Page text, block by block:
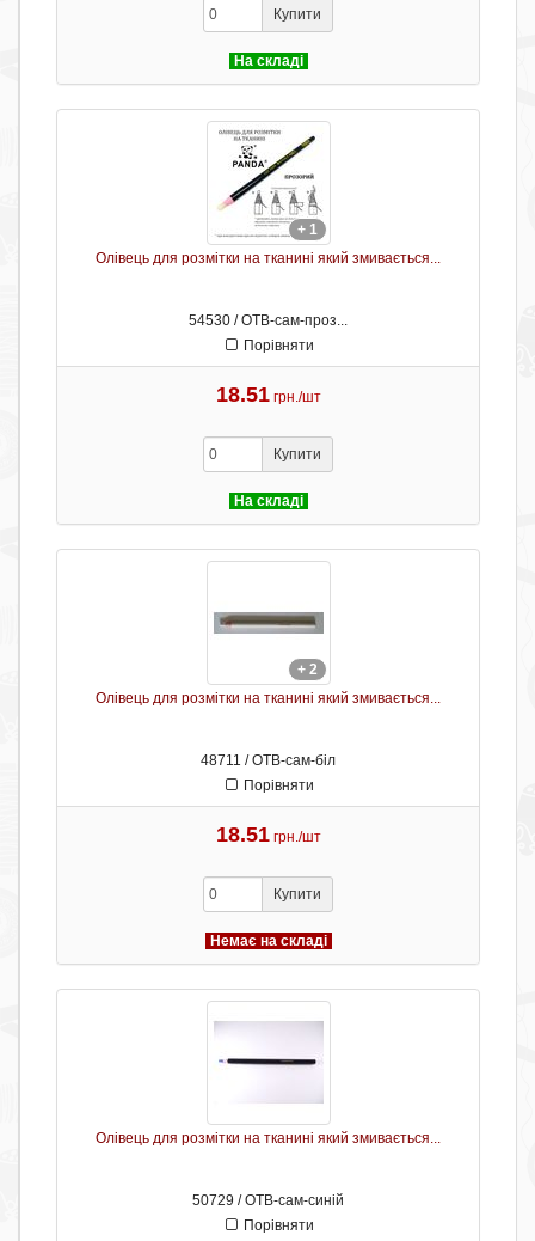
Купити
На складі
+ 1
Олівець для розмітки на тканині який змивається...
54530 / ОТB-сам-проз...
Порівняти
18.51 грн./шт
Купити
На складі
+ 2
Олівець для розмітки на тканині який змивається...
48711 / ОТB-сам-біл
Порівняти
18.51 грн./шт
Купити
Немає на складі
Олівець для розмітки на тканині який змивається...
50729 / ОТB-сам-синій
Порівняти